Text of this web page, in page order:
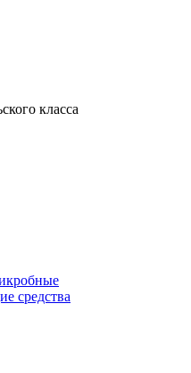
класса
средства